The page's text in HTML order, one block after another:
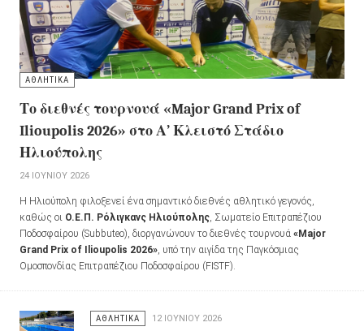
ΑΘΛΗΤΙΚΑ
Το διεθνές τουρνουά «Major Grand Prix of
Ilioupolis 2026» στο Α’ Κλειστό Στάδιο
Ηλιούπολης
24 ΙΟΥΝΊΟΥ 2026
Η Ηλιούπολη φιλοξενεί ένα σημαντικό διεθνές αθλητικό γεγονός,
καθώς οι Ο.Ε.Π. Ρόλιγκανς Ηλιούπολης , Σωματείο Επιτραπέζιου
Ποδοσφαίρου (Subbuteo), διοργανώνουν το διεθνές τουρνουά «Major
Grand Prix of Ilioupolis 2026» , υπό την αιγίδα της Παγκόσμιας
Ομοσπονδίας Επιτραπέζιου Ποδοσφαίρου (FISTF).
ΑΘΛΗΤΙΚΑ 12 ΙΟΥΝΊΟΥ 2026